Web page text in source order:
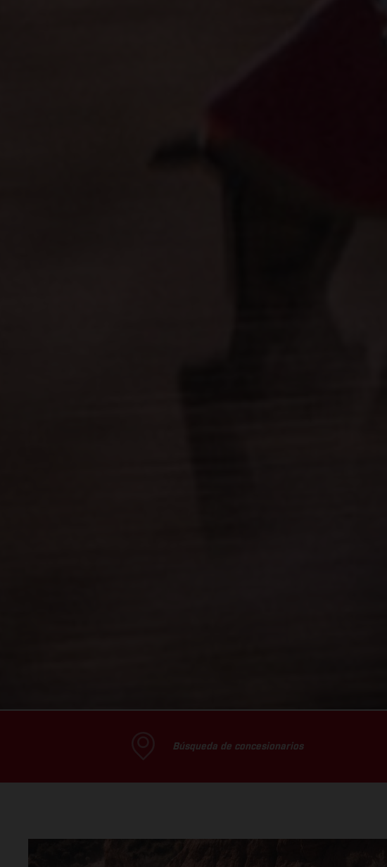
Búsqueda de concesionarios